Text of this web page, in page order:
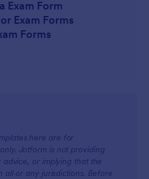
Exam Form
Exam Forms
Forms
here are for
Jotform is not providing
or implying that the
all or any jurisdictions. Before